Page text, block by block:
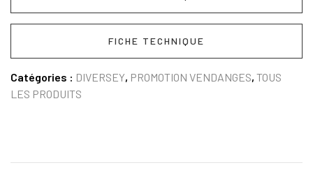
FICHE TECHNIQUE
Catégories : DIVERSEY, PROMOTION VENDANGES, TOUS
LES PRODUITS